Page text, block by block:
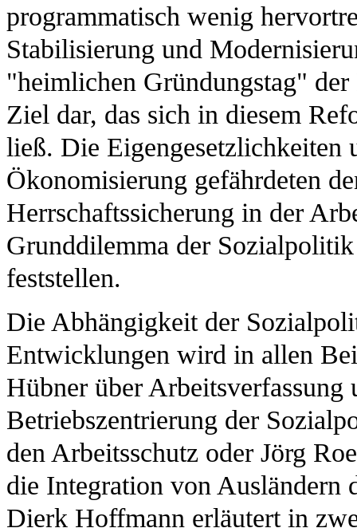
programmatisch wenig
Stabilisierung und
"heimlichen Gründungstag"
Ziel dar, das sich in diesem
ließ. Die Eigengesetzlichkeiten
Ökonomisierung gefährdeten
Herrschaftssicherung in der
Grunddilemma der
feststellen.
Die Abhängigkeit der
Entwicklungen wird in allen
Hübner über
Betriebszentrierung der
den Arbeitsschutz oder Jörg
die Integration von Ausländern
Dierk Hoffmann erläutert in